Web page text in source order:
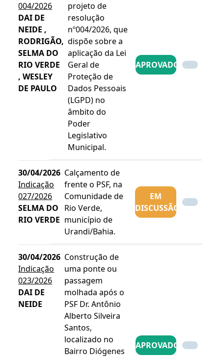
004/2026
DAI DE
NEIDE ,
RODRIGÃO,
SELMA DO
RIO VERDE
, WESLEY
DE PAULO
projeto de
resolução
nº004/2026, que
dispõe sobre a
aplicação da Lei
Geral de
Proteção de
Dados Pessoais
(LGPD) no
âmbito do
Poder
Legislativo
Municipal.
APROVADO
30/04/2026
Indicação
027/2026
SELMA DO
RIO VERDE
Calçamento de
frente o PSF, na
Comunidade de
Rio Verde,
município de
Urandi/Bahia.
EM
DISCUSSÃO
30/04/2026
Indicação
023/2026
DAI DE
NEIDE
Construção de
uma ponte ou
passagem
molhada após o
PSF Dr. Antônio
Alberto Silveira
Santos,
localizado no
Bairro Diógenes
APROVADO